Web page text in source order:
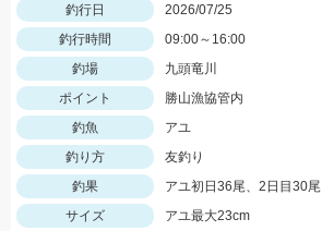
釣行日
2026/07/25
釣行時間
09:00～16:00
釣場
九頭竜川
ポイント
勝山漁協管内
釣魚
アユ
釣り方
友釣り
釣果
アユ初日36尾、2日目30尾
サイズ
アユ最大23cm